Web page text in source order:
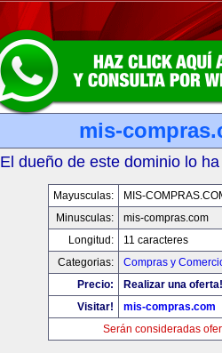
mis-
El dueño de este dominio lo
Mayusculas:
MIS-
Minusculas:
mis-compras.com
Longitud:
11 caracteres
Categorias:
Compras y
Precio:
Realizar una oferta!
Visitar!
mis-compras.com
Serán consideradas